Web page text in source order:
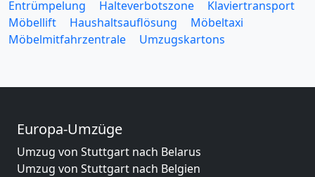
Entrümpelung
Halteverbotszone
Klaviertransport
Möbellift
Haushaltsauflösung
Möbeltaxi
Möbelmitfahrzentrale
Umzugskartons
Europa-Umzüge
Umzug von Stuttgart nach Belarus
Umzug von Stuttgart nach Belgien